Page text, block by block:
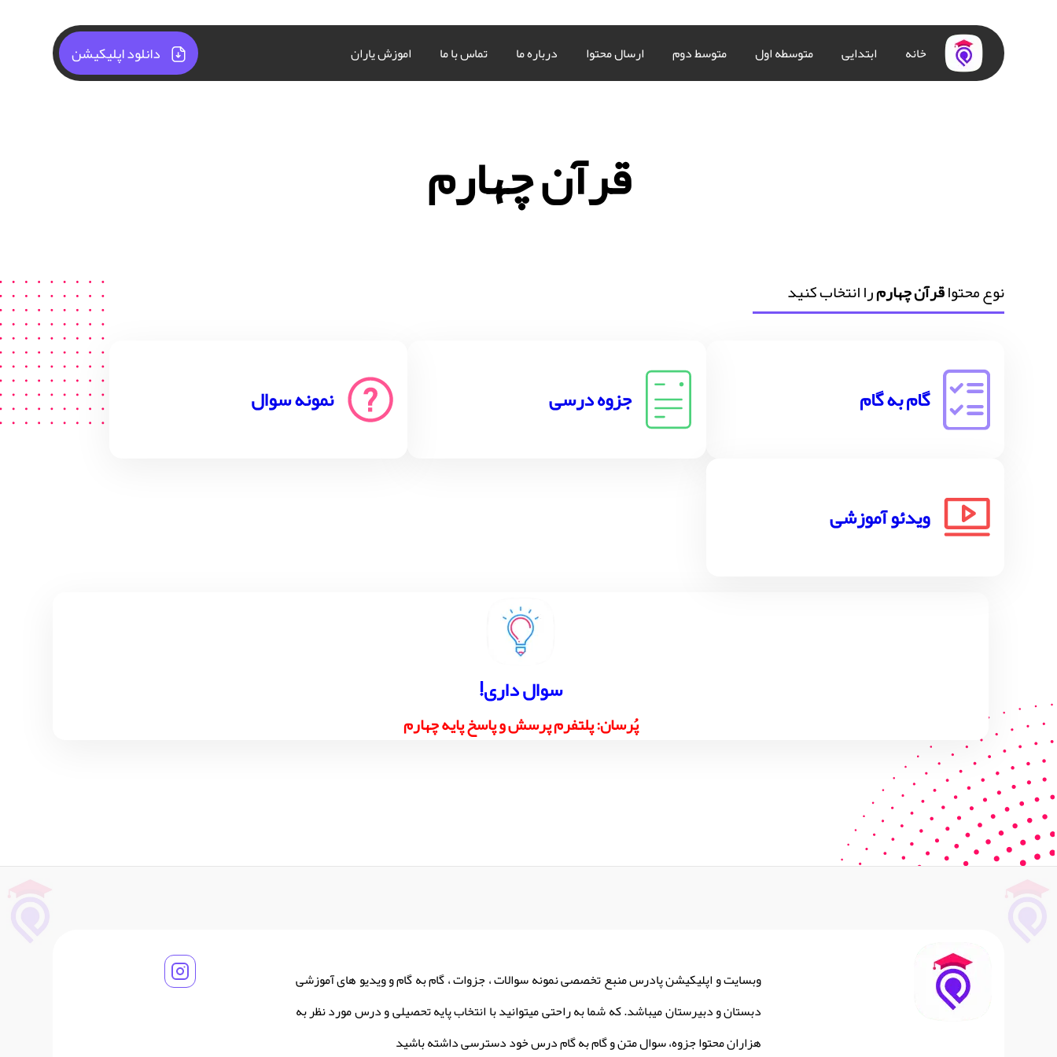
خانه ابتدایی متوسطه اول متوسط دوم ارسال محتوا درباره ما تماس با ما اموزش یاران دانلود اپلیکیشن
قرآن چهارم
نوع محتواقرآن چهارمرا انتخاب کنید
گام به گام جزوه درسی نمونه سوال
ویدئو آموزشی
!سوال داری
پُرسان: پلتفرم پرسش و پاسخ پایه چهارم
وبسایت و اپلیکیشن پادرس منبع تخصصی نمونه سوالات ، جزوات ، گام به گام و ویدیو های آموزشی
دبستان و دبیرستان میباشد. که شما به راحتی میتوانید با انتخاب پایه تحصیلی و درس مورد نظر به
هزاران محتوا جزوه، سوال متن و گام به گام درس خود دسترسی داشته باشید